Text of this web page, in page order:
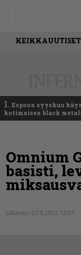
KEIKKAUUTISET
1. Espoon syyskuu
kotimaisen black
Omnium
basisti,
Julkaistu: 27.9.2012 12:01